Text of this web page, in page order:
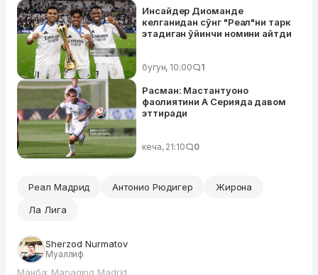
Инсайдер Диоманде
келганидан сўнг "Реал"ни тарк
этадиган ўйинчи номини айтди
бугун, 10:00 1
Расман: Мастантуоно
фаолиятини А Серияда давом
эттиради
кеча, 21:10 0
Реал Мадрид Антонио Рюдигер
Жирона
Ла Лига
Sherzod Nurmatov
Муаллиф
Манба: Managing Madrid